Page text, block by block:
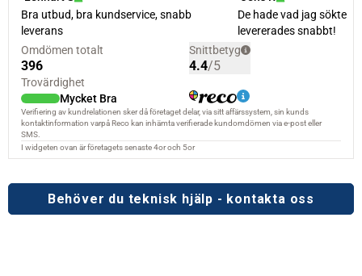
Behöver du teknisk hjälp - kontakta oss